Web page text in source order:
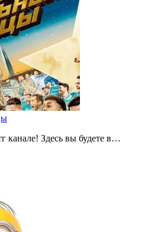
канале! Здесь вы будете в…